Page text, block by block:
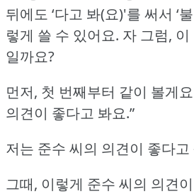
뒤에도 ‘다고 봐(요)'를 써서 ‘
렇게 쓸 수 있어요. 자 그럼,
일까요?
먼저, 첫 번째부터 같이 볼게
의견이 좋다고 봐요.”
저는 준수 씨의 의견이 좋다고
그때, 이렇게 준수 씨의 의견